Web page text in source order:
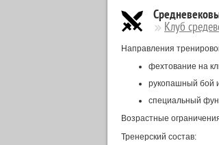
Клуб
Направления
фехтование на
рукопашный бой
специальный
Возрастные
Тренерский состав: